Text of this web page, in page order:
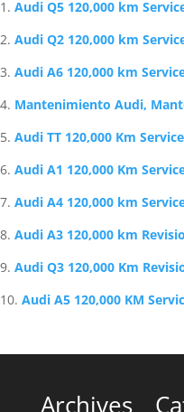
Audi Q5 120,000 km
Audi Q2 120,000 km
Audi A6 120,000 km
Mantenimiento Audi,
Audi TT 120,000 Km
Audi A1 120,000 Km
Audi A4 120,000 km
Audi A3 120,000 km
Audi Q3 120,000 Km
Audi A5 120,000 KM
Archives